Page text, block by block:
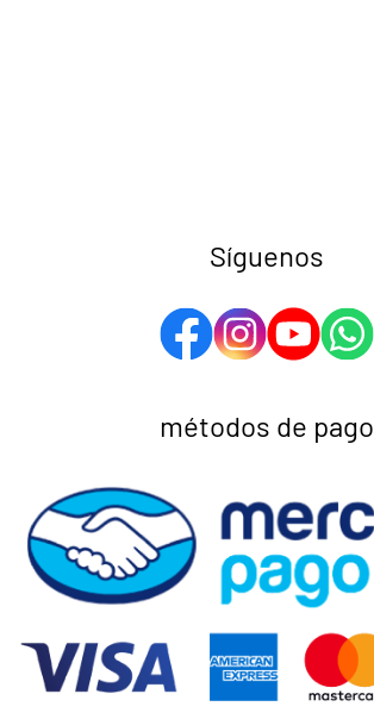
Síguenos
métodos de pago